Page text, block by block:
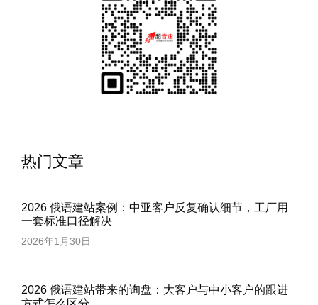
热门文章
2026 俄语建站案例：中亚客户反复确认细节，工厂用
一套标准口径解决
2026年1月30日
2026 俄语建站带来的询盘：大客户与中小客户的跟进